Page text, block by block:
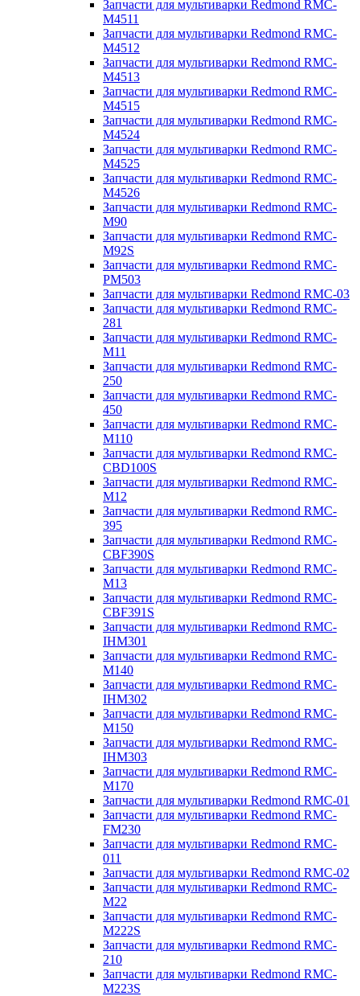
Запчасти для мультиварки Redmond RMC-
M4511
Запчасти для мультиварки Redmond RMC-
M4512
Запчасти для мультиварки Redmond RMC-
M4513
Запчасти для мультиварки Redmond RMC-
M4515
Запчасти для мультиварки Redmond RMC-
M4524
Запчасти для мультиварки Redmond RMC-
M4525
Запчасти для мультиварки Redmond RMC-
M4526
Запчасти для мультиварки Redmond RMC-
M90
Запчасти для мультиварки Redmond RMC-
M92S
Запчасти для мультиварки Redmond RMC-
PM503
Запчасти для мультиварки Redmond RMC-03
Запчасти для мультиварки Redmond RMC-
281
Запчасти для мультиварки Redmond RMC-
M11
Запчасти для мультиварки Redmond RMC-
250
Запчасти для мультиварки Redmond RMC-
450
Запчасти для мультиварки Redmond RMC-
M110
Запчасти для мультиварки Redmond RMC-
CBD100S
Запчасти для мультиварки Redmond RMC-
M12
Запчасти для мультиварки Redmond RMC-
395
Запчасти для мультиварки Redmond RMC-
CBF390S
Запчасти для мультиварки Redmond RMC-
M13
Запчасти для мультиварки Redmond RMC-
CBF391S
Запчасти для мультиварки Redmond RMC-
IHM301
Запчасти для мультиварки Redmond RMC-
M140
Запчасти для мультиварки Redmond RMC-
IHM302
Запчасти для мультиварки Redmond RMC-
M150
Запчасти для мультиварки Redmond RMC-
IHM303
Запчасти для мультиварки Redmond RMC-
M170
Запчасти для мультиварки Redmond RMC-01
Запчасти для мультиварки Redmond RMC-
FM230
Запчасти для мультиварки Redmond RMC-
011
Запчасти для мультиварки Redmond RMC-02
Запчасти для мультиварки Redmond RMC-
M22
Запчасти для мультиварки Redmond RMC-
M222S
Запчасти для мультиварки Redmond RMC-
210
Запчасти для мультиварки Redmond RMC-
M223S